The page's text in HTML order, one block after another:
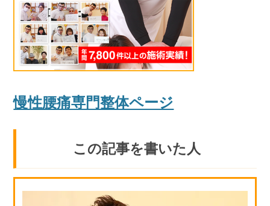
慢性腰痛専門整体ページ
この記事を書いた人